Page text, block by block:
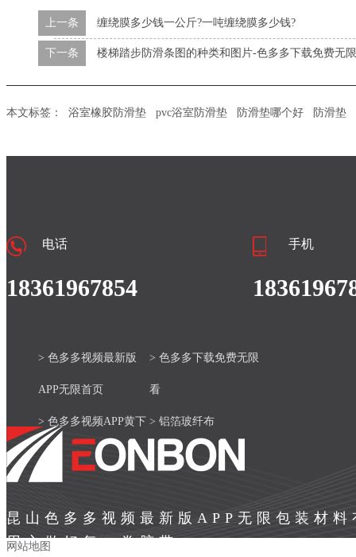
上一条 缠绕膜多少钱一公斤?一吨缠绕膜多少钱?
下一条 楼梯踏步防滑条图的种类和图片-色多多下载免费无
本文标签： 浴室橡胶防滑垫 pvc浴室防滑垫 防滑垫哪个好 防滑垫
电话
18361967854
手机
> 色多多视频最新版
APP无限首页
> 色多多下载免费无限
看
> 色多多视频APP黄下
载安装官网
> 铝箔玻纤布
> 产品中心
> 色多多视频最新版
APP无限案例 > 关于色多多视频最新
昆山色多多视频最新版APP无限包装材
用心做好每一卷胶带
网站地图